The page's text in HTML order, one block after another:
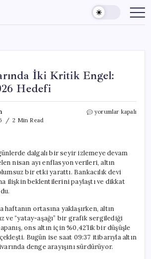
İki Kritik Engel:
Hedefi
2 Min Read
Altın
ING’den
2026
Hedefi
için
yorumlar kapalı
dalgalı bir seyir izlemeye devam
nisan ayı enflasyon verileri, altın
bir etki yarattı. Bankacılık devi
ilişkin beklentilerini paylaştı ve dikkat
haftanın ortasına yaklaşırken, altın
ve “yatay-aşağı” bir grafik sergilediği
ons altın için %0,42’lik bir düşüşle
Bugün ise saat 09:37 itibarıyla altın
denge arayışını sürdürüyor.